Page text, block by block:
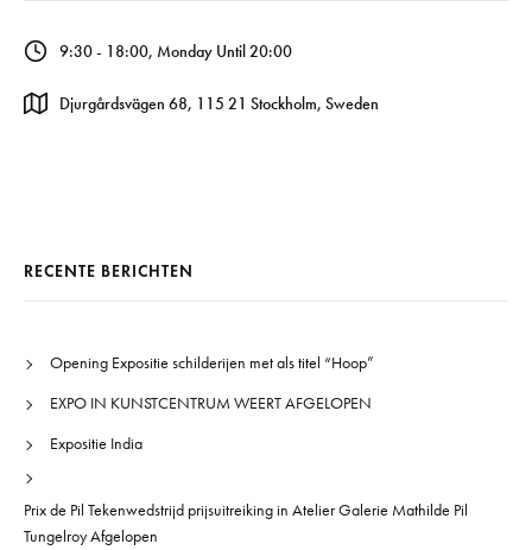
9:30 - 18:00, Monday Until 20:00
Djurgårdsvägen 68, 115 21 Stockholm, Sweden
RECENTE BERICHTEN
Opening Expositie schilderijen met als titel “Hoop”
EXPO IN KUNSTCENTRUM WEERT AFGELOPEN
Expositie India
Prix de Pil Tekenwedstrijd prijsuitreiking in Atelier Galerie Mathilde Pil
Tungelroy Afgelopen